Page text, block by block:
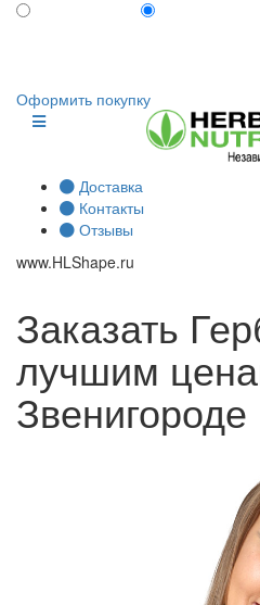
Оформить покупку
Доставка
Контакты
Отзывы
www.HLShape.ru
Заказать
лучшим
Звенигороде